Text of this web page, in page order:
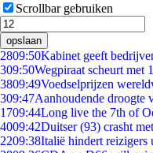
Scrollbar gebruiken
opslaan
2809:50Kabinet geeft
309:50Wegpiraat scheurt met
3809:49Voedselprijzen
309:47Aanhoudende droogte
1709:44Long live the 7th of
4009:42Duitser (93) crasht
2209:38Italië hindert reizigers